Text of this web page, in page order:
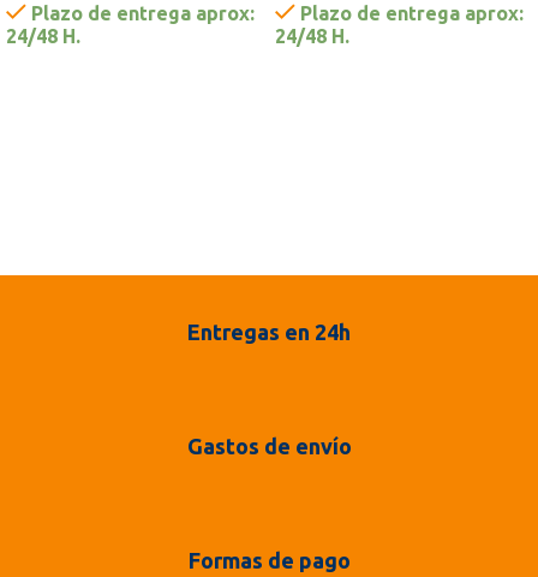
Plazo de entrega aprox:
24/48 H.
Plazo de entrega aprox:
24/48 H.
Entregas en 24h
Gastos de envío
Formas de pago